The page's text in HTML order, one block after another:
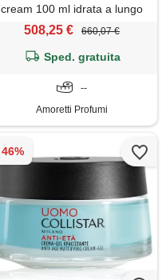
cream 100 ml idrata a lungo
per tutto il giorno, pelle
508,25 € 660,07 €
Sped. gratuita
--
Amoretti Profumi